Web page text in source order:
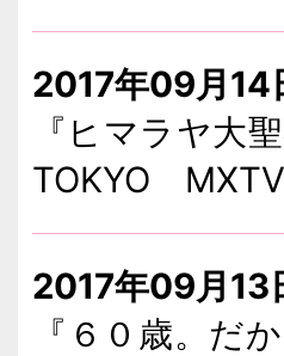
2017年09月14
『ヒマラヤ大
TOKYO
2017年09月13
『６０歳。だ